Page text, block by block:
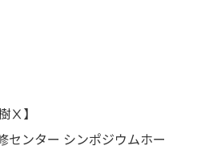
Ⅹ】
ター シンポジウムホー